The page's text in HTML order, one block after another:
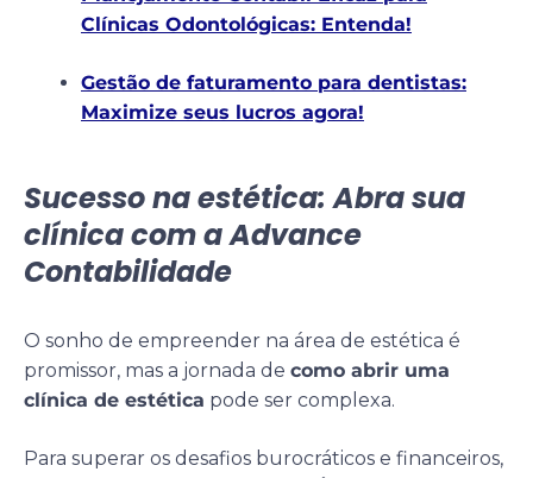
Clínicas Odontológicas: Entenda!
Gestão de faturamento para dentistas:
Maximize seus lucros agora!
Sucesso na estética: Abra sua
clínica com a Advance
Contabilidade
O sonho de empreender na área de estética é
promissor, mas a jornada de como abrir uma
clínica de estética pode ser complexa.
Para superar os desafios burocráticos e financeiros,